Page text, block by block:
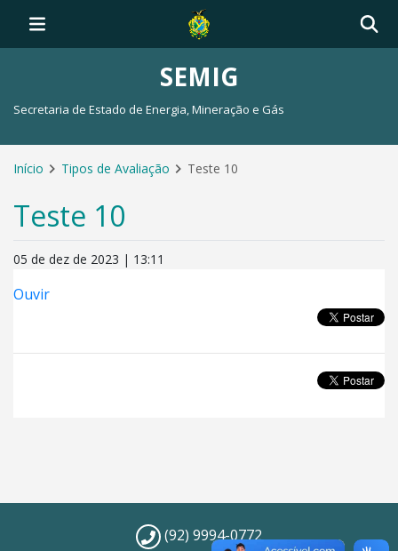
SEMIG
Secretaria de Estado de Energia, Mineração e Gás
Início Tipos de Avaliação Teste 10
Teste 10
05 de dez de 2023 | 13:11
Ouvir
(92) 9994-0772